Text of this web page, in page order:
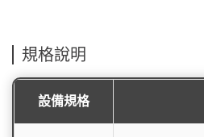
規格說明
設備規格